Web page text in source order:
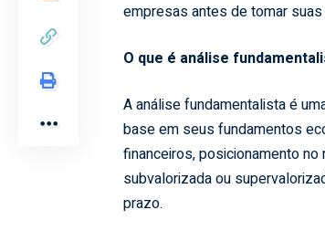
empresas antes de tomar
O que é análise
A análise fundamentalista é
base em seus fundamentos
financeiros, posicionamento
subvalorizada ou
prazo.